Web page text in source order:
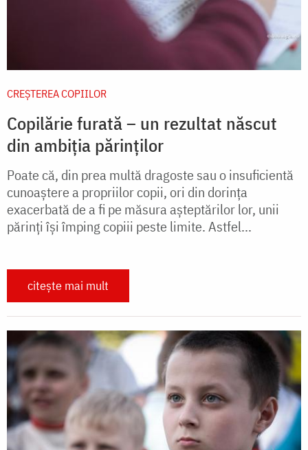
CREŞTEREA COPIILOR
Copilărie furată – un rezultat născut
din ambiția părinților
Poate că, din prea multă dragoste sau o insuficientă
cunoaștere a propriilor copii, ori din dorința
exacerbată de a fi pe măsura așteptărilor lor, unii
părinți își împing copiii peste limite. Astfel...
citește mai mult